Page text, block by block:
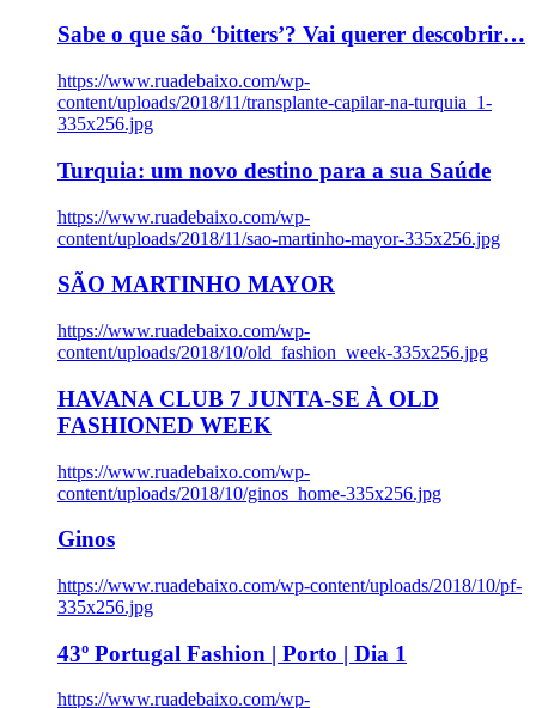
Sabe o que são ‘bitters’? Vai querer descobrir…
https://www.ruadebaixo.com/wp-
content/uploads/2018/11/transplante-capilar-na-turquia_1-
335x256.jpg
Turquia: um novo destino para a sua Saúde
https://www.ruadebaixo.com/wp-
content/uploads/2018/11/sao-martinho-mayor-335x256.jpg
SÃO MARTINHO MAYOR
https://www.ruadebaixo.com/wp-
content/uploads/2018/10/old_fashion_week-335x256.jpg
HAVANA CLUB 7 JUNTA-SE À OLD
FASHIONED WEEK
https://www.ruadebaixo.com/wp-
content/uploads/2018/10/ginos_home-335x256.jpg
Ginos
https://www.ruadebaixo.com/wp-content/uploads/2018/10/pf-
335x256.jpg
43º Portugal Fashion | Porto | Dia 1
https://www.ruadebaixo.com/wp-